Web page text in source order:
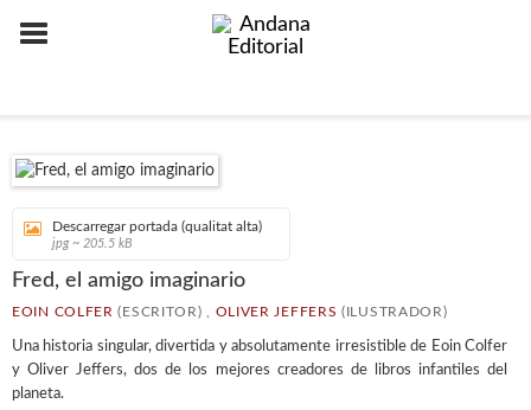
Descarregar portada (qualitat alta)
jpg ~ 205.5 kB
Fred, el amigo imaginario
EOIN COLFER (ESCRITOR) , OLIVER JEFFERS (ILUSTRADOR)
Una historia singular, divertida y absolutamente irresistible de Eoin Colfer
y Oliver Jeffers, dos de los mejores creadores de libros infantiles del
planeta.